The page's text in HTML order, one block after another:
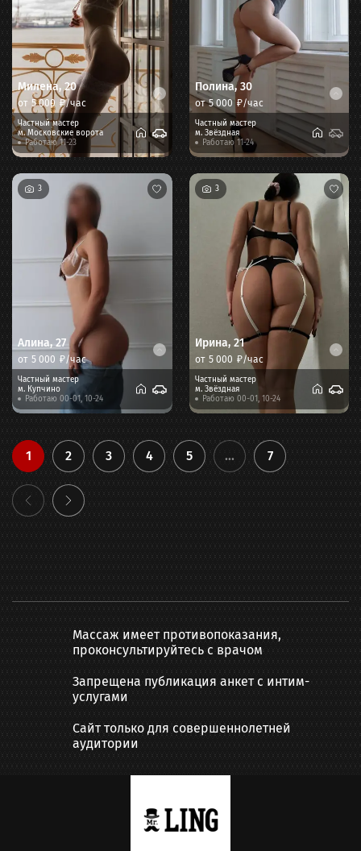
Милена,20
от 5 000 ₽/час
Частный мастер
м.Московские ворота
Работаю 11-23
Полина,30
от5 000 ₽/час
Частный мастер
м. Звёздная
Работаю 11-24
Алина, 27
от 5 000 ₽/час
Частный мастер
м. Купчино
Работаю 00-01, 10-24
3
Ирина, 21
от 5 000 ₽/час
Частный мастер
м. Звёздная
Работаю 00-01, 10-24
3
1 2 3 4 5 ... 7
Массаж имеет противопоказания,
проконсультируйтесь с врачом
Запрещена публикация анкет с интим-
услугами
Сайт только для совершеннолетней
аудитории
Написать нам: